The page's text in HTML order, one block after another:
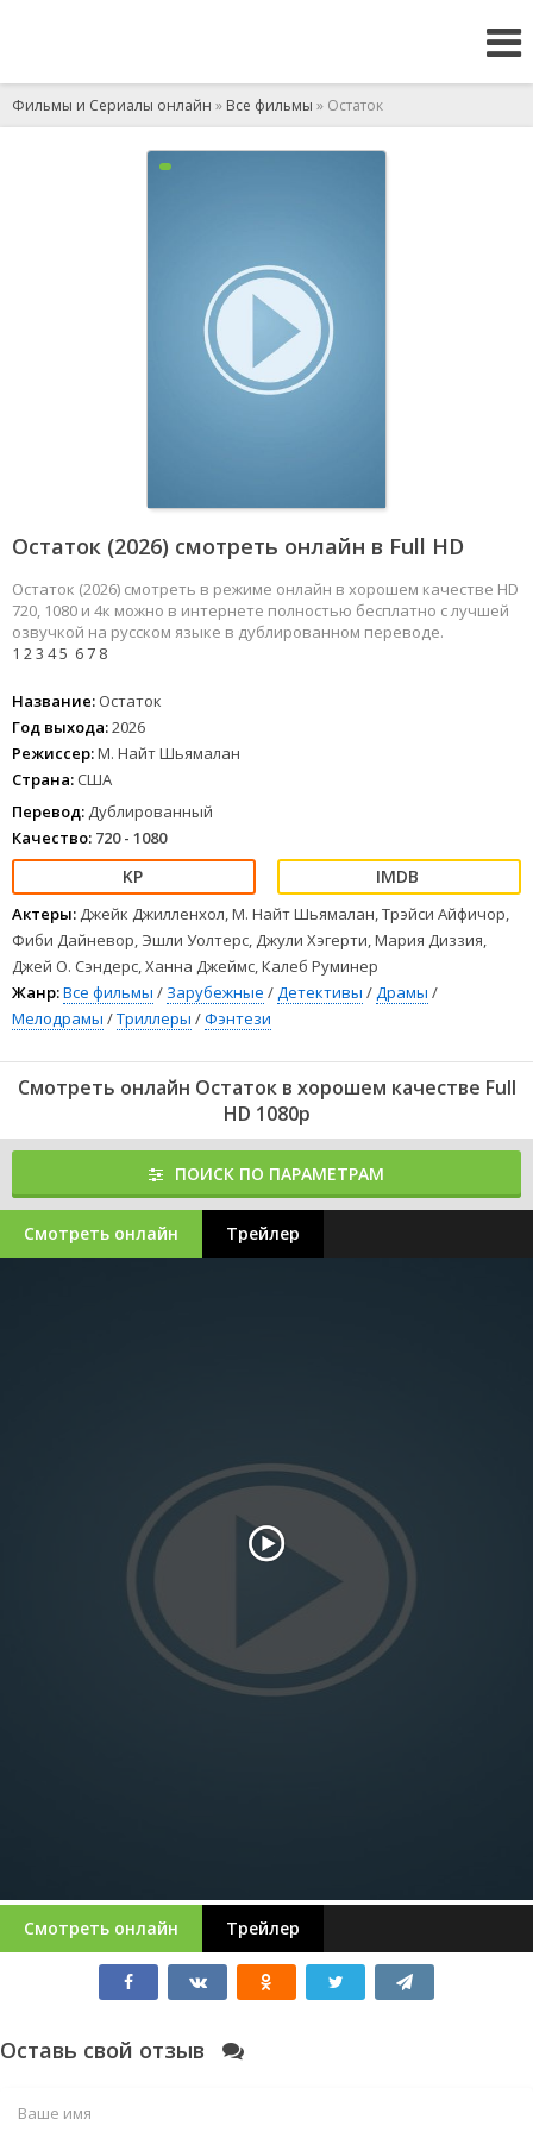
Фильмы и Сериалы онлайн » Все фильмы » Остаток
Остаток (2026) смотреть онлайн в Full HD
Остаток (2026) смотреть в режиме онлайн в хорошем качестве HD
720, 1080 и 4к можно в интернете полностью бесплатно с лучшей
озвучкой на русском языке в дублированном переводе.
1 23 45 67 8
Название: Остаток
Год выхода:2026
Режиссер:М. Найт Шьямалан
Страна: США
Перевод: Дублированный
Качество: 720 - 1080
Актеры: Джейк Джилленхол, М. Найт Шьямалан, Трэйси Айфичор,
Фиби Дайневор, Эшли Уолтерс, Джули Хэгерти, Мария Диззия,
Джей О. Сэндерс, Ханна Джеймс, Калеб Руминер
Жанр:Все фильмы / Зарубежные /Детективы /Драмы /
Мелодрамы /Триллеры /Фэнтези
Смотреть онлайн Остаток в хорошем качестве Full
HD 1080p
ПОИСК ПО ПАРАМЕТРАМ
Смотреть онлайн Трейлер
Смотреть онлайн Трейлер
Оставь свой отзыв